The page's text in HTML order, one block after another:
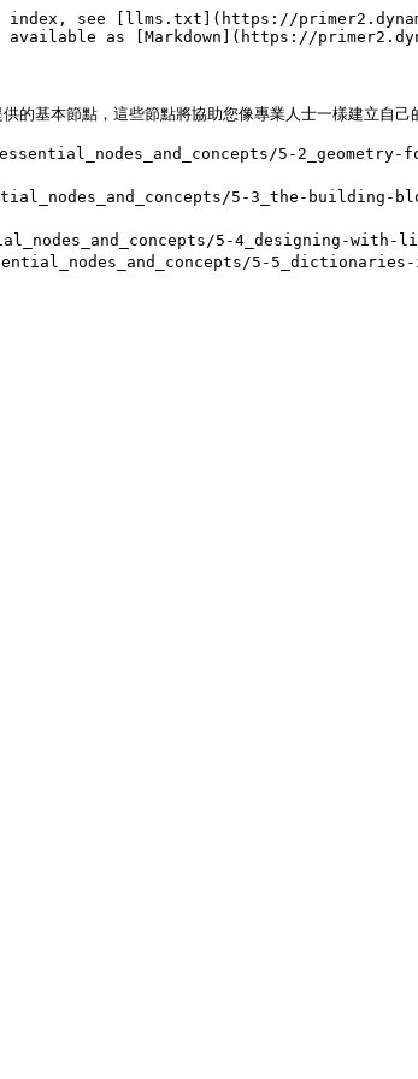
index, see [llms.txt](https://
as [Markdown](https://
基本節點，這些節點將協助您像專業人士一樣建立自己
5-2_geometry-for-
5-3_the-building-blocks-
5-4_designing-with-lists.md)